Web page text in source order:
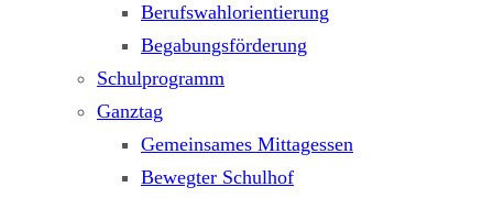
Berufswahlorientierung
Begabungsförderung
Schulprogramm
Ganztag
Gemeinsames Mittagessen
Bewegter Schulhof